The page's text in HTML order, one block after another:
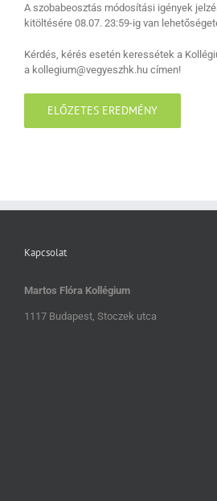
A szobabeosztás módosítási igények
kitöltésére 08.07. 23:59-ig van
Kérdés, kérés esetén keressétek a
a kollegium@vegyeszhk.hu címen!
ELŐZETES EREDMÉNY
Kapcsolat
Martos Flóra Kollégium
1117 Budapest, Stoczek utca